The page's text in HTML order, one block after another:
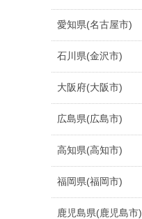
愛知県(名古屋市)
石川県(金沢市)
大阪府(大阪市)
広島県(広島市)
高知県(高知市)
福岡県(福岡市)
鹿児島県(鹿児島市)